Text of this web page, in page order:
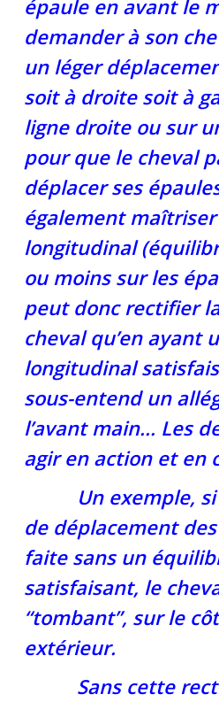
épaule en avant le
demander à son
un léger
soit à droite soit à
ligne droite ou sur
pour que le cheval
déplacer ses
également
longitudinal
ou moins sur les
peut donc rectifier
cheval qu’en ayant
longitudinal
sous-entend un
l’avant main… Les
agir en action et en
Un exemple, si
de déplacement
faite sans un
satisfaisant, le
“tombant”, sur le
extérieur.
Sans cette